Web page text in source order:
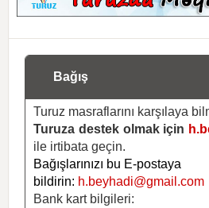
Bağış
Turuz masraflarını karşılaya
Turuza destek olmak için
ile irtibata geçin.
Bağışlarınızı bu E-postaya
bildirin: h.beyhadi@gmail.com
Bank kart bilgileri: